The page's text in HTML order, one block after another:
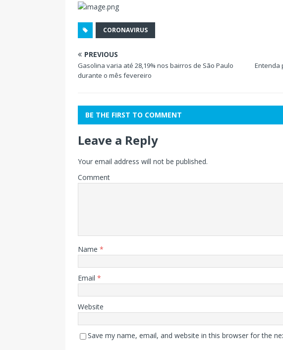
CORONAVIRUS
PREVIOUS
Gasolina varia até 28,19% nos bairros de São Paulo
durante o mês fevereiro
Entenda
BE THE FIRST TO COMMENT
Leave a Reply
Your email address will not be published.
Comment
Name *
Email *
Website
Save my name, email, and website in this browser for the